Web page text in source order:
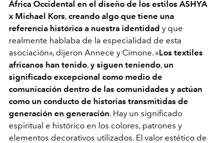
África Occidental en el diseño de los estilos ASHYA
x Michael Kors, creando algo que tiene una
referencia histórica a nuestra identidad y que
realmente hablaba de la especialidad de esta
asociación», dijeron Annece y Cimone. «Los textiles
africanos han tenido, y siguen teniendo, un
significado excepcional como medio de
comunicación dentro de las comunidades y actúan
como un conducto de historias transmitidas de
generación en generación. Hay un significado
espiritual e histórico en los colores, patrones y
elementos decorativos utilizados. El valor estético de